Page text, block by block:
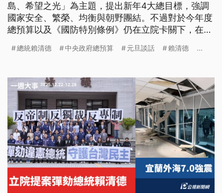
島、希望之光」為主題，提出新年4大總目標，強調
國家安全、繁榮、均衡與朝野團結。不過對於今年度
總預算以及《國防特別條例》仍在立院卡關下，在野
「浪費時間」。
總統賴清德 中央政府總預算 元旦談話 賴清德 ...